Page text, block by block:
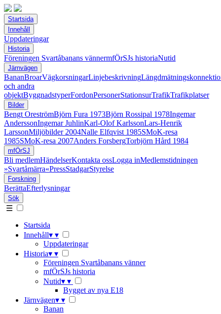
Startsida
Innehåll
Uppdateringar
Historia
Föreningen Svartåbanans vännermfÖrSJs historiaNutid
Järnvägen
BananBroarVägkorsningarLinjebeskrivning
och andra
objektByggnadstyperFordonPersonerStationsurTrafikTrafikplatser
Bilder
Bengt OreströmBjörn Fura 1973Björn Rossipal 1978Ingemar
AnderssonIngemar JuhlinKarl-Olof KarlssonLars-Henrik
LarssonMiljöbilder 2004Nalle Elfqvist 1985SMoK-resa
1985SMoK-resa 2007Anders ForsbergTorbjörn Hård 1984
mfÖrSJ
Bli medlemHändelserKontakta ossLogga inMedlemstidningen
»Svartåmärra«PressStadgarStyrelse
Forskning
BerättaEfterlysningar
Sök
☰
Startsida
Innehåll▾ ▾
Uppdateringar
Historia▾ ▾
Föreningen Svartåbanans vänner
mfÖrSJs historia
Nutid▾ ▾
Bygget av nya E18
Järnvägen▾ ▾
Banan